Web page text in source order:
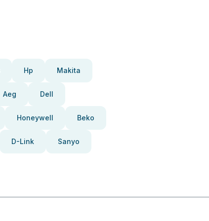
Hp Makita
Aeg Dell
Honeywell Beko
D-Link Sanyo